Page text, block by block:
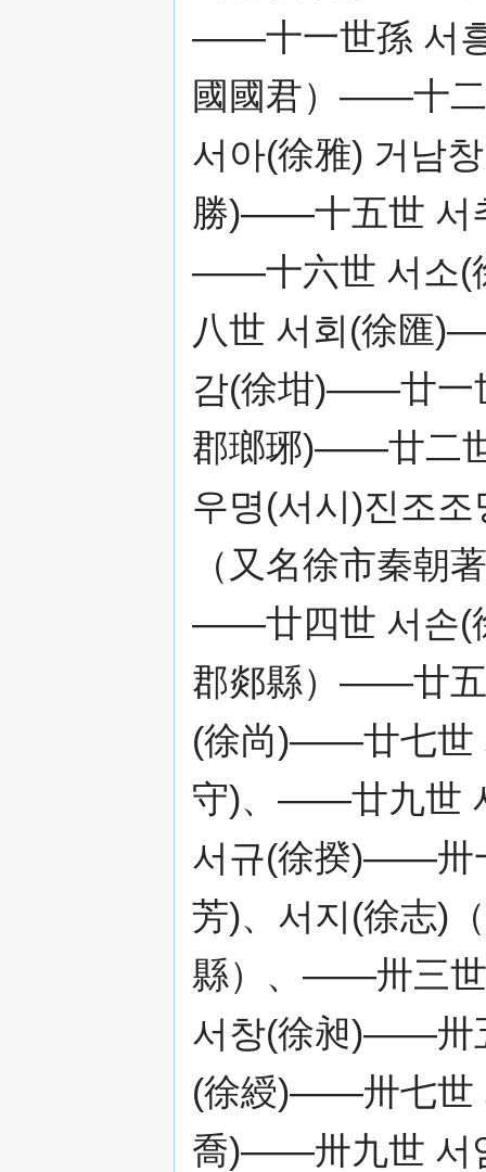
——十一世孫 서
國國君）——十
서아(徐雅) 거남
勝)——十五世 서
——十六世 서소
八世 서회(徐匯
감(徐坩)——廿一
郡瑯琊)——廿二
우명(서시)진조
（又名徐市秦朝
——廿四世 서손(
郡郯縣）——廿
(徐尚)——廿七世
守)、——廿九世
서규(徐揆)——卅
芳)、서지(徐志)
縣）、——卅三
서창(徐昶)——卅
(徐綬)——卅七世
喬)——卅九世 서